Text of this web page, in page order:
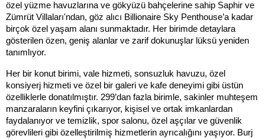
özel yüzme havuzlarına ve gökyüzü bahçelerine sahip Saphir ve
Zümrüt Villaları'ndan, göz alıcı Billionaire Sky Penthouse’a kadar
birçok özel yaşam alanı sunmaktadır. Her birimde detaylara
gösterilen özen, geniş alanlar ve zarif dokunuşlar lüksü yeniden
tanımlıyor.
Her bir konut birimi, vale hizmeti, sonsuzluk havuzu, özel
konsiyerj hizmeti ve özel bir galeri ve kafe deneyimi gibi üstün
özelliklerle donatılmıştır. 299’dan fazla birimle, sakinler muhteşem
manzaraların keyfini çıkarıyor, kişisel ve ortak imkanlardan
faydalanıyor ve temizlik, spor salonu, özel aşçılar ve güvenlik
görevlileri gibi özelleştirilmiş hizmetlerin ayrıcalığını yaşıyor. Burj